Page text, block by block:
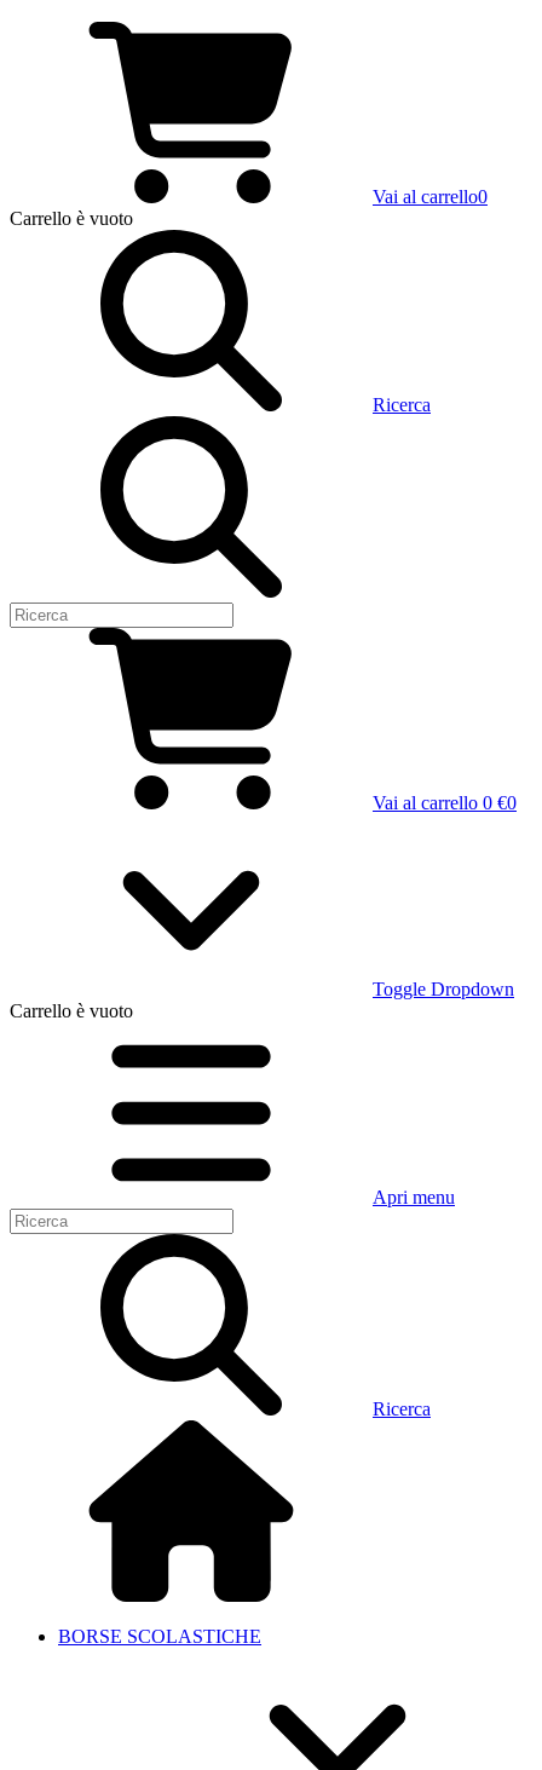
Vai al carrello0
Carrello è vuoto
Ricerca
Vai al carrello 0 €0
Toggle Dropdown
Carrello è vuoto
Apri menu
Ricerca
BORSE SCOLASTICHE